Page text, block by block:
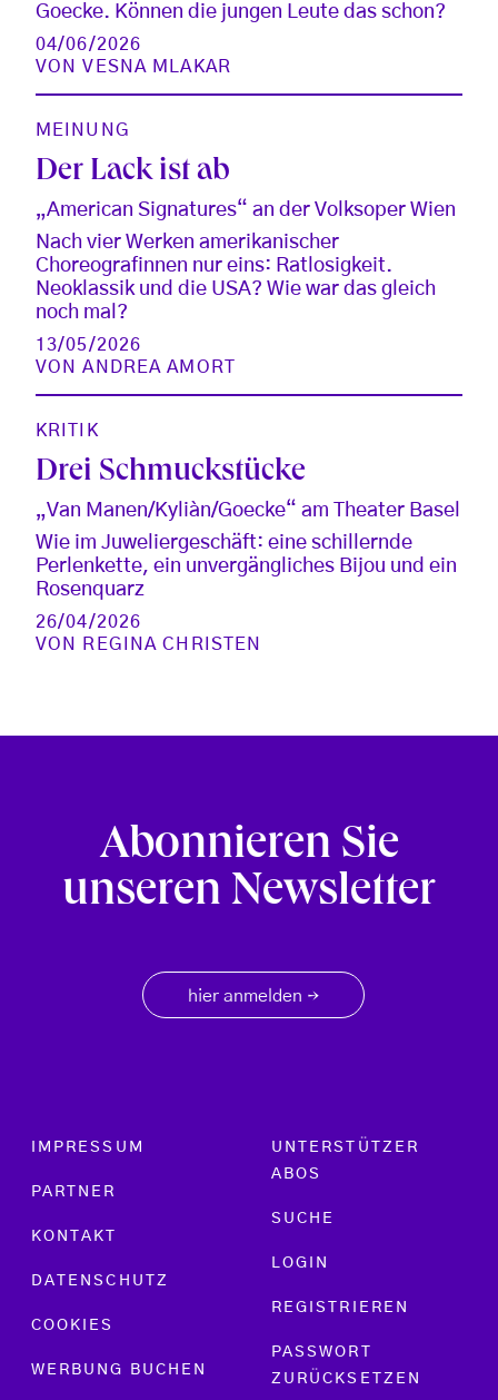
Goecke. Können die jungen Leute das schon?
04/06/2026
VONVESNA MLAKAR
MEINUNG
Der Lack ist ab
„American Signatures“ an der Volksoper Wien
Nach vier Werken amerikanischer
Choreografinnen nur eins: Ratlosigkeit.
Neoklassik und die USA? Wie war das gleich
noch mal?
13/05/2026
VONANDREA AMORT
KRITIK
Drei Schmuckstücke
„Van Manen/Kyliàn/Goecke“ am Theater Basel
Wie im Juweliergeschäft: eine schillernde
Perlenkette, ein unvergängliches Bijou und ein
Rosenquarz
26/04/2026
VON
REGINA CHRISTEN
Abonnieren Sie
unseren Newsletter
hier anmelden →
Footer menu
IMPRESSUM
PARTNER
KONTAKT
DATENSCHUTZ
COOKIES
WERBUNG BUCHEN
UNTERSTÜTZER
ABOS
SUCHE
LOGIN
REGISTRIEREN
PASSWORT
ZURÜCKSETZEN